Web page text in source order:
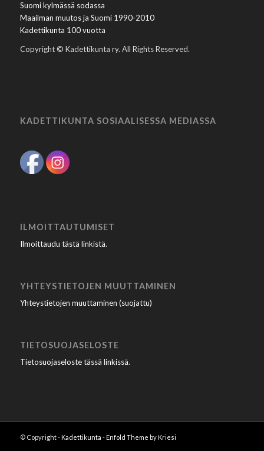
Suomi kylmässä sodassa
Maailman muutos ja Suomi 1990-2010
Kadettikunta 100 vuotta
Copyright © Kadettikunta ry. All Rights Reserved.
KADETTIKUNTA SOSIAALISESSA MEDIASSA
ILMOITTAUTUMISET
Ilmoittaudu tästä linkistä.
YHTEYSTIETOJEN MUUTTAMINEN
Yhteystietojen muuttaminen (suojattu)
TIETOSUOJASELOSTE
Tietosuojaseloste tässä linkissä.
© Copyright -Kadettikunta -Enfold Theme by Kriesi